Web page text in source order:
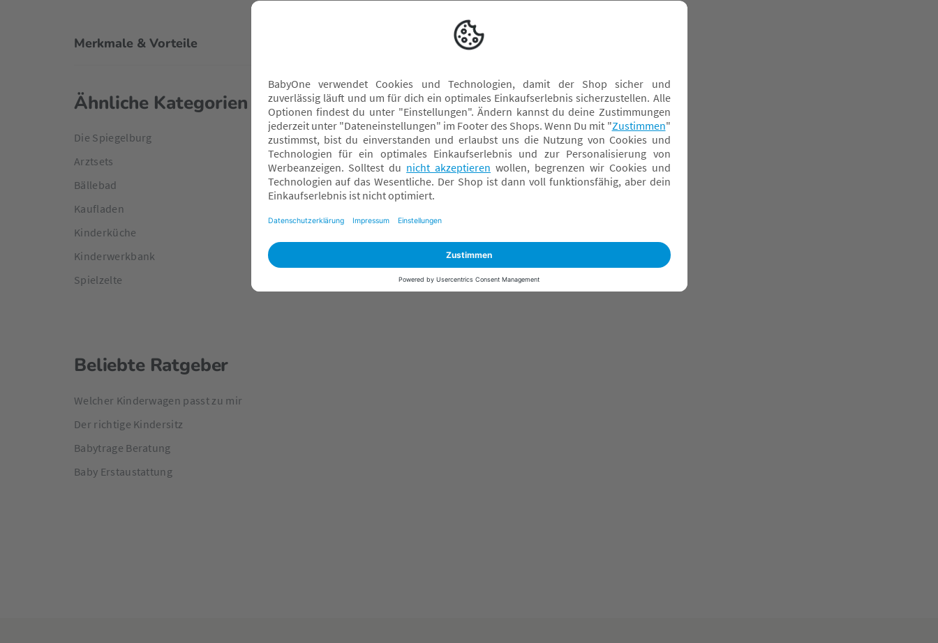
Merkmale & Vorteile
Ähnliche Kategorien
Die Spiegelburg
Arztsets
Bällebad
Kaufladen
Kinderküche
Kinderwerkbank
Spielzelte
Steckenpferde
Beliebte Ratgeber
Welcher Kinderwagen passt zu mir
Der richtige Kindersitz
Babytrage Beratung
Baby Erstaustattung